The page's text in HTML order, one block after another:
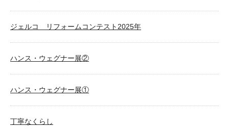
ジェルコ リフォームコンテスト2025年
ハンス・ウェグナー展②
ハンス・ウェグナー展①
丁寧なくらし